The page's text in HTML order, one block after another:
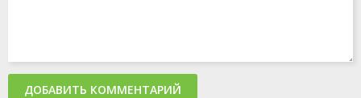
ДОБАВИТЬ КОММЕНТАРИЙ